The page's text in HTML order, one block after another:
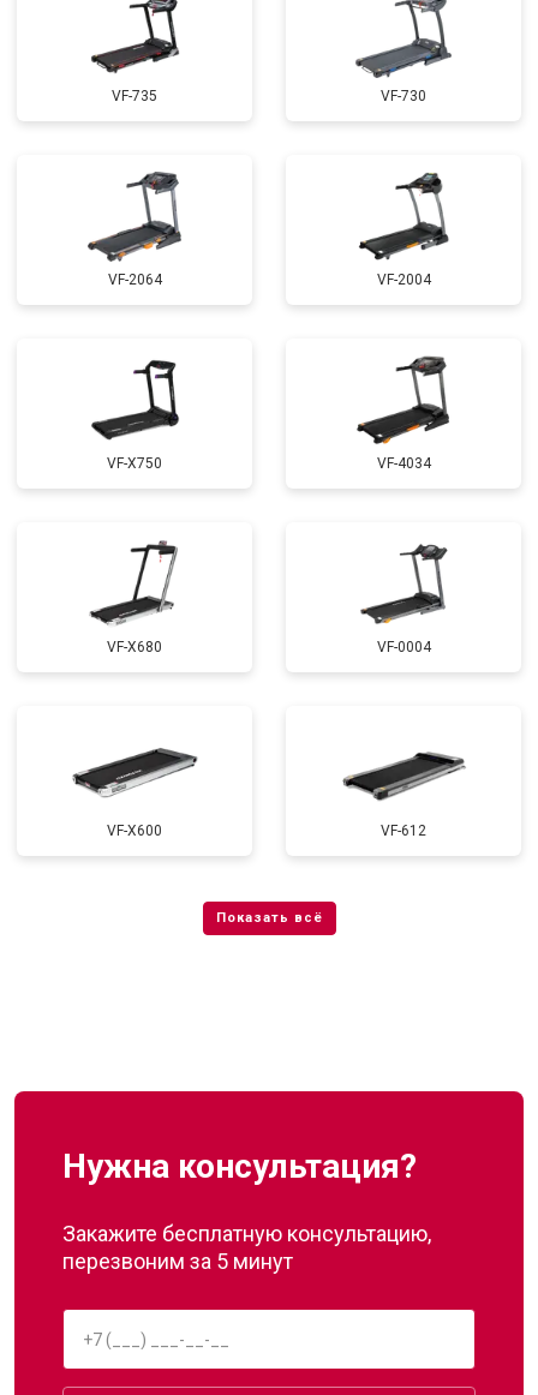
VF-735 VF-730
VF-2064 VF-2004
VF-X750 VF-4034
VF-X680 VF-0004
VF-X600 VF-612
Нужна консультация?
Закажите бесплатную консультацию,
перезвоним за 5 минут